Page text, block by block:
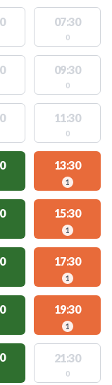
07:30
0
09:30
0
11:30
0
13:30
1
15:30
1
17:30
1
19:30
1
21:30
0